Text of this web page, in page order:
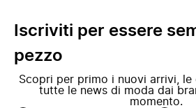
Iscriviti per essere
pezzo
Scopri per primo i nuovi arrivi,
tutte le news di moda dai
momento.